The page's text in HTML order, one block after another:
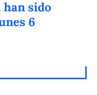
han sido
6